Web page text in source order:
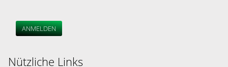
ANMELDEN
Nützliche Links